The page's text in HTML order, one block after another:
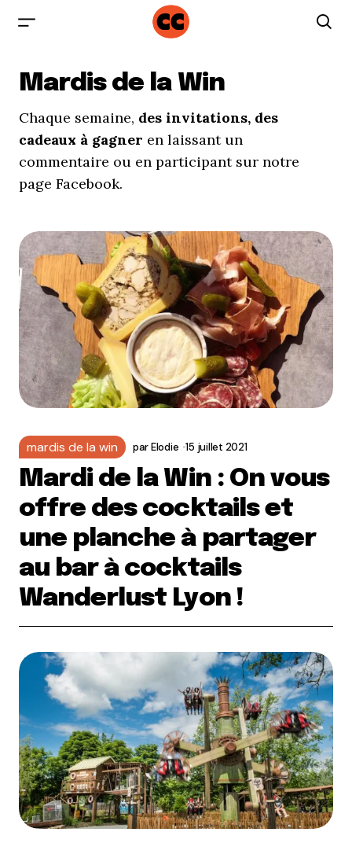
Mardis de la Win
Chaque semaine, des invitations, des
cadeaux à gagner en laissant un
commentaire ou en participant sur notre
page Facebook.
mardis de la win parElodie 15 juillet 2021
Mardi de la Win : On vous
offre des cocktails et
une planche à partager
au bar à cocktails
Wanderlust Lyon !